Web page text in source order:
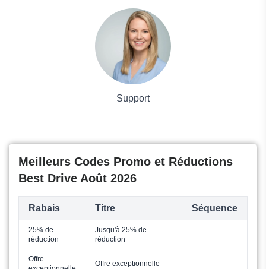
Support
Meilleurs Codes Promo et Réductions
Best Drive Août 2026
Rabais Titre Séquence
25% de
réduction
Jusqu'à 25% de
réduction
Offre
Offre exceptionnelle